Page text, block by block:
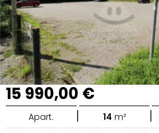
15 990,00 €
Apart. | 14 m² |